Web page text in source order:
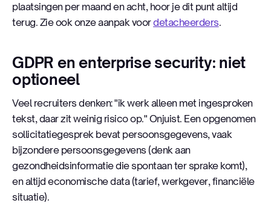
plaatsingen per maand en acht, hoor je dit punt altijd
terug. Zie ook onze aanpak voordetacheerders.
GDPR en enterprise security: niet
optioneel
Veel recruiters denken: "ik werk alleen met ingesproken
tekst, daar zit weinig risico op." Onjuist. Een opgenomen
sollicitatiegesprek bevat persoonsgegevens, vaak
bijzondere persoonsgegevens (denk aan
gezondheidsinformatie die spontaan ter sprake komt),
en altijd economische data (tarief, werkgever, financiële
situatie).